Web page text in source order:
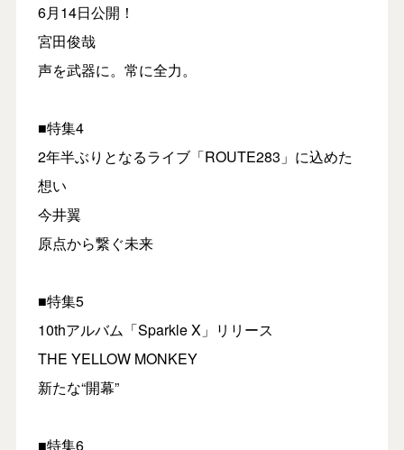
6月14日公開！
宮田俊哉
声を武器に。常に全力。
■特集4
2年半ぶりとなるライブ「ROUTE283」に込めた
想い
今井翼
原点から繋ぐ未来
■特集5
10thアルバム「Sparkle X」リリース
THE YELLOW MONKEY
新たな“開幕”
■特集6